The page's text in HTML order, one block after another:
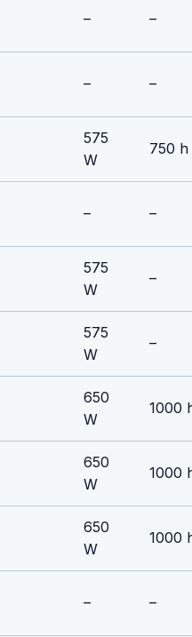
– –
– –
575
W
750 h
– –
575
W
–
575
W
–
650
W
1000
650
W
1000
650
W
1000
– –